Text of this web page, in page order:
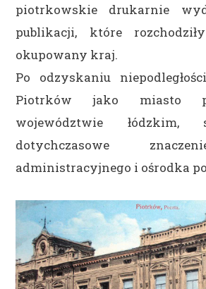
piotrkowskie drukarnie
publikacji, które
okupowany kraj.
Po odzyskaniu
Piotrków jako miasto
województwie łódzkim,
dotychczasowe
administracyjnego i ośrodka